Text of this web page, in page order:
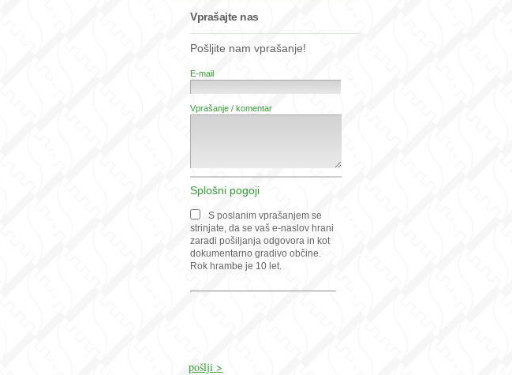
Vprašajte nas
Pošljite nam vprašanje!
E-mail
Vprašanje / komentar
Splošni pogoji
S poslanim vprašanjem se
strinjate, da se vaš e-naslov hrani
zaradi pošiljanja odgovora in kot
dokumentarno gradivo občine.
Rok hrambe je 10 let.